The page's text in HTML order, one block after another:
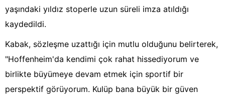
yaşındaki yıldız stoperle uzun süreli imza atıldığı
kaydedildi.
Kabak, sözleşme uzattığı için mutlu olduğunu belirterek,
"Hoffenheim'da kendimi çok rahat hissediyorum ve
birlikte büyümeye devam etmek için sportif bir
perspektif görüyorum. Kulüp bana büyük bir güven